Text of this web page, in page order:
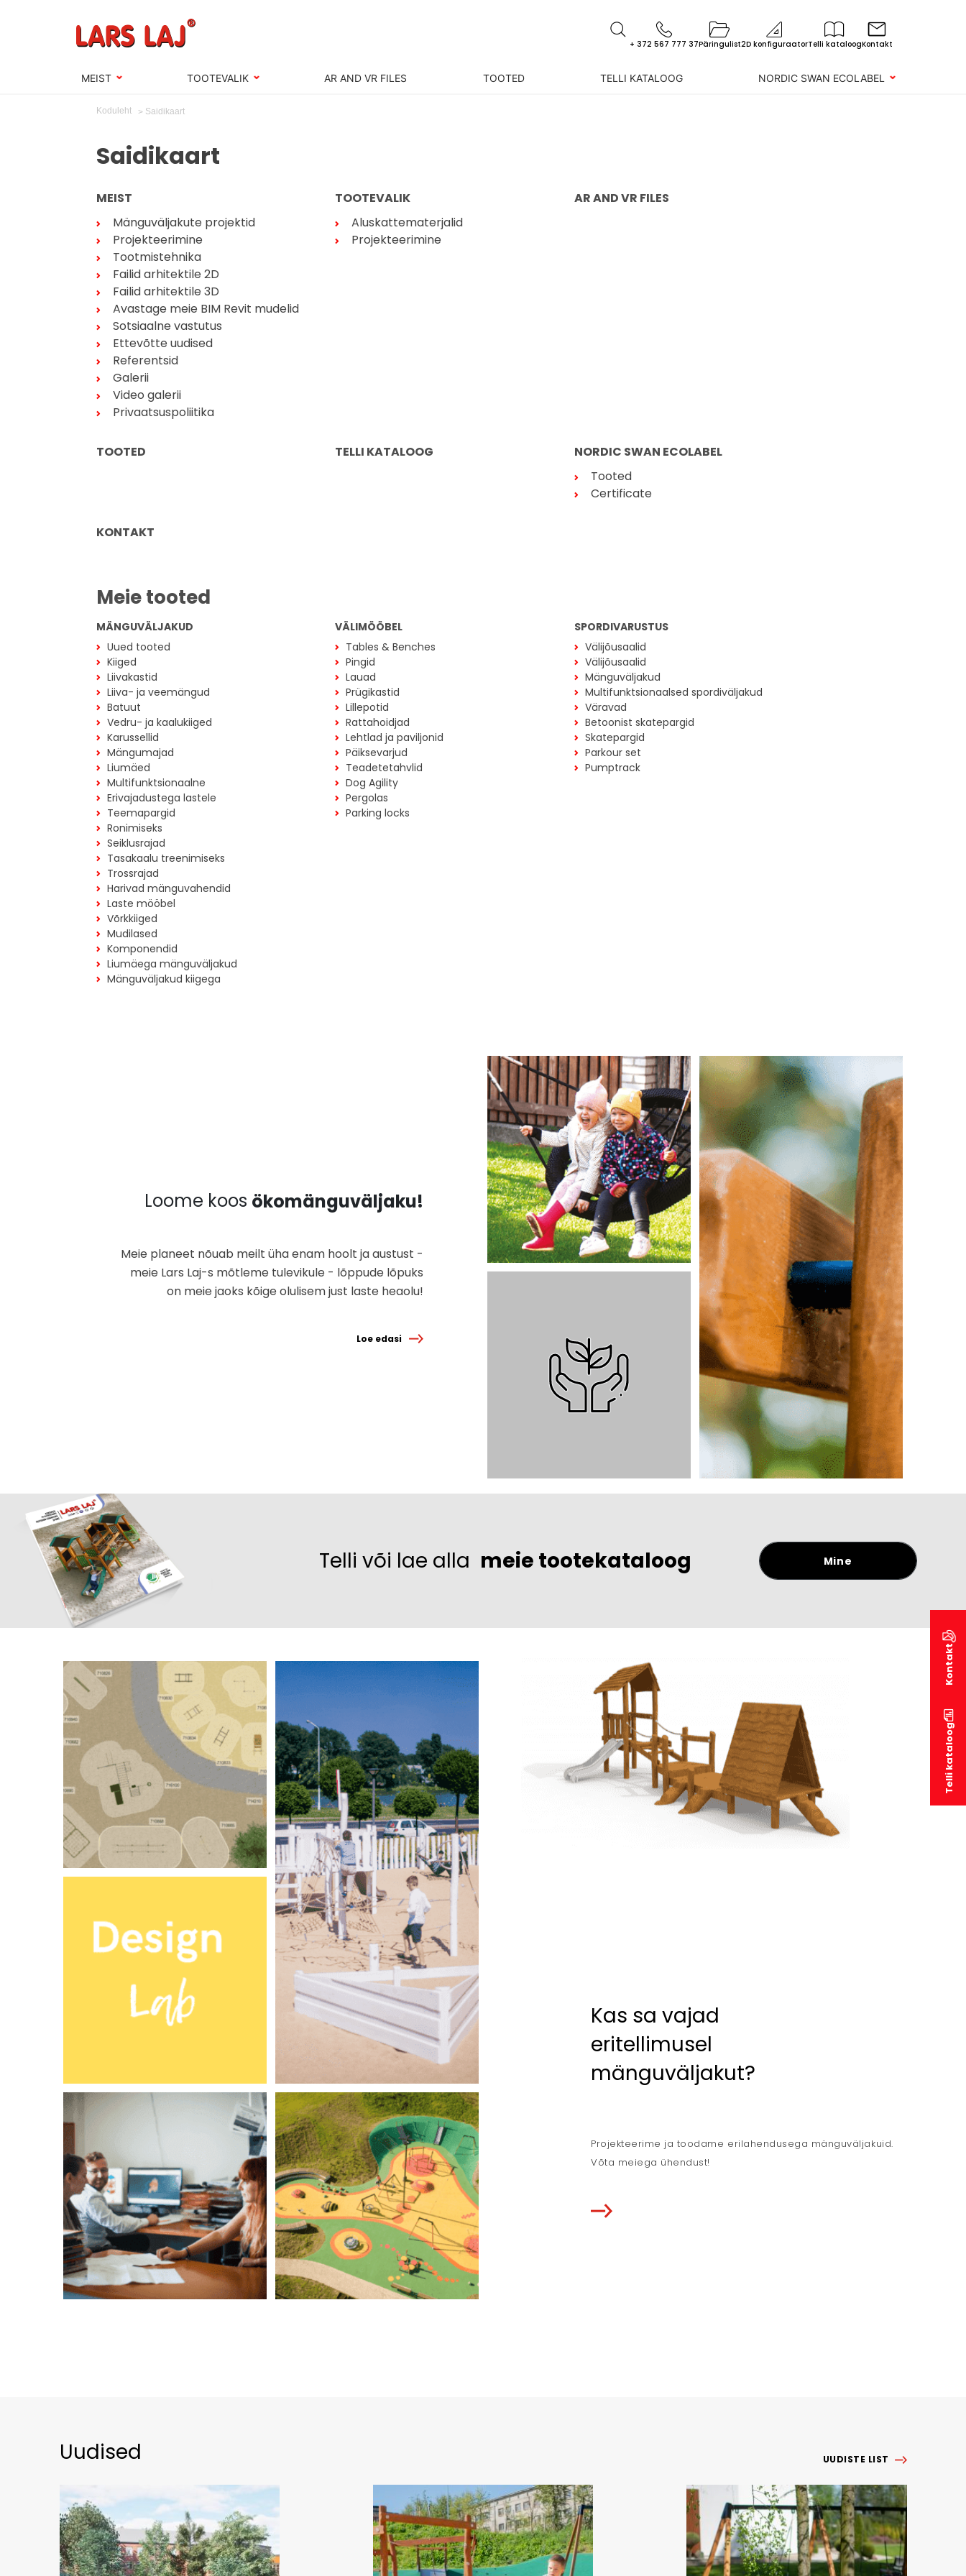
+ 372 567 777 37Päringulist2D konfiguraatorTelli kataloogKontakt
MEIST TOOTEVALIK AR AND VR FILES TOOTED TELLI KATALOOG NORDIC SWAN ECOLABEL
Koduleht Saidikaart
Saidikaart
MEIST
Mänguväljakute projektid
Projekteerimine
Tootmistehnika
Failid arhitektile 2D
Failid arhitektile 3D
Avastage meie BIM Revit mudelid
Sotsiaalne vastutus
Ettevõtte uudised
Referentsid
Galerii
Video galerii
Privaatsuspoliitika
TOOTEVALIK
Aluskattematerjalid
Projekteerimine
AR AND VR FILES
TOOTED TELLI KATALOOG
NORDIC SWAN ECOLABEL
Tooted
Certificate
KONTAKT
Meie tooted
MÄNGUVÄLJAKUD
Uued tooted
Kiiged
Liivakastid
Liiva- ja veemängud
Batuut
Vedru- ja kaalukiiged
Karussellid
Mängumajad
Liumäed
Multifunktsionaalne
Erivajadustega lastele
Teemapargid
Ronimiseks
Seiklusrajad
Tasakaalu treenimiseks
Trossrajad
Harivad mänguvahendid
Laste mööbel
Võrkkiiged
Mudilased
Komponendid
Liumäega mänguväljakud
Mänguväljakud kiigega
VÄLIMÖÖBEL
Tables & Benches
Pingid
Lauad
Prügikastid
Lillepotid
Rattahoidjad
Lehtlad ja paviljonid
Päiksevarjud
Teadetetahvlid
Dog Agility
Pergolas
Parking locks
SPORDIVARUSTUS
Välijõusaalid
Välijõusaalid
Mänguväljakud
Multifunktsionaalsed spordiväljakud
Väravad
Betoonist skatepargid
Skatepargid
Parkour set
Pumptrack
Telli kataloog
Kontakt
Loome koos ökomänguväljaku!
Meie planeet nõuab meilt üha enam hoolt ja austust -
meie Lars Laj-s mõtleme tulevikule - lõppude lõpuks
on meie jaoks kõige olulisem just laste heaolu!
Loe edasi
Telli või lae alla meie tootekataloog Mine
Kas sa vajad
eritellimusel
mänguväljakut?
Projekteerime ja toodame erilahendusega mänguväljakuid.
Võta meiega ühendust!
Uudised UUDISTE LIST